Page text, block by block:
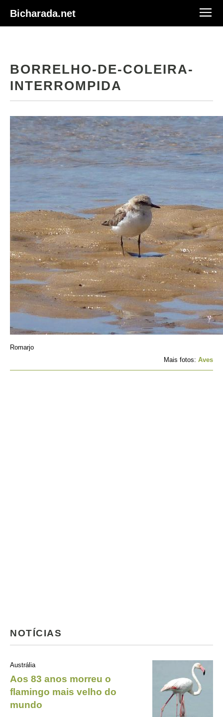
Bicharada.net
BORRELHO-DE-COLEIRA-
INTERROMPIDA
Romarjo
Mais fotos: Aves
NOTÍCIAS
Austrália
Aos 83 anos morreu o
flamingo mais velho do
mundo